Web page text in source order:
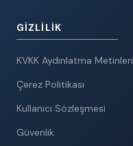
GIZLILIK
KVKK Aydınlatma Metinleri
Çerez Politikası
Kullanıcı Sözleşmesi
Güvenlik